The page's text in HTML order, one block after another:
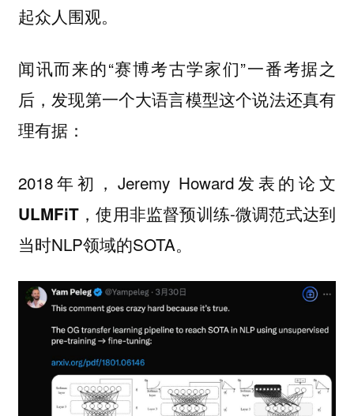
起众人围观。
闻讯而来的“赛博考古学家们”一番考据之
后，发现第一个大语言模型这个说法还真有
理有据：
2018年初，Jeremy Howard发表的论文
ULMFiT，使用非监督预训练-微调范式达到
当时NLP领域的SOTA。